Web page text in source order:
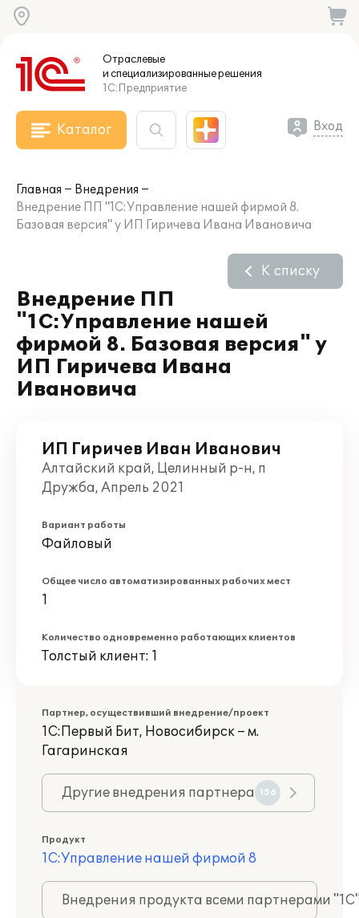
Отраслевые
и специализированныерешения
1С:Предприятие
Каталог Вход
Главная
Внедрения
Внедрение ПП "1С:Управление нашей фирмой 8.
Базовая версия" у ИП Гиричева Ивана Ивановича
Внедрение ПП
"1С:Управление нашей
фирмой 8. Базовая версия" у
ИП Гиричева Ивана
Ивановича
К списку
ИП Гиричев Иван Иванович
Алтайский край, Целинный р-н, п
Дружба, Апрель 2021
Вариант работы
Файловый
Общее число автоматизированных рабочих мест
1
Количество одновременно работающих клиентов
Толстый клиент: 1
Партнер, осуществивший внедрение/проект
1С:Первый Бит, Новосибирск – м.
Гагаринская
Другие внедрения партнера 156
Продукт
1С:Управление нашей фирмой 8
Внедрения продукта всеми партнерами